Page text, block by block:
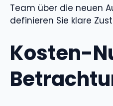
Team über die neuen
definieren Sie klare
Kosten-